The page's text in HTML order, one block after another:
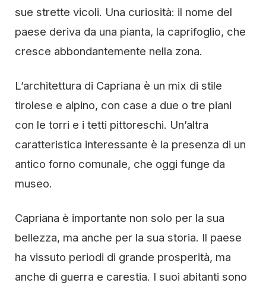
sue strette vicoli. Una curiosità: il nome del
paese deriva da una pianta, la caprifoglio, che
cresce abbondantemente nella zona.
L’architettura di Capriana è un mix di stile
tirolese e alpino, con case a due o tre piani
con le torri e i tetti pittoreschi. Un’altra
caratteristica interessante è la presenza di un
antico forno comunale, che oggi funge da
museo.
Capriana è importante non solo per la sua
bellezza, ma anche per la sua storia. Il paese
ha vissuto periodi di grande prosperità, ma
anche di guerra e carestia. I suoi abitanti sono